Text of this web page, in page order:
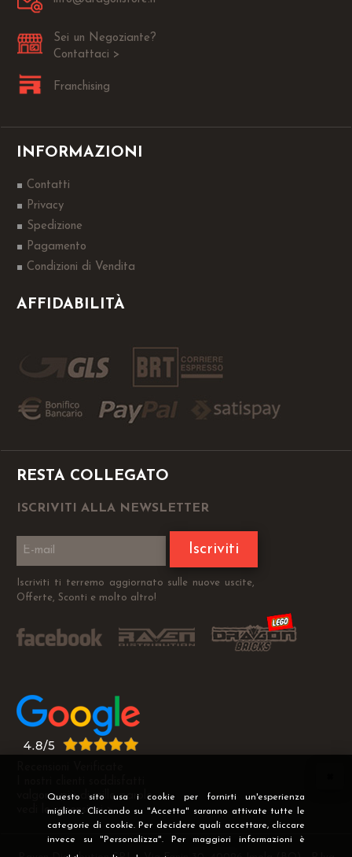
Questo sito usa i cookie per fornirti un'esperienza
migliore. Cliccando su "Accetta" saranno attivate tutte le
categorie di cookie. Per decidere quali accettare, cliccare
invece su "Personalizza". Per maggiori informazioni è
Sei un Negoziante?
Contattaci >
Franchising
INFORMAZIONI
Contatti
Privacy
Spedizione
Pagamento
Condizioni di Vendita
AFFIDABILITÀ
RESTA COLLEGATO
ISCRIVITI ALLA NEWSLETTER
Iscriviti
Iscriviti ti terremo aggiornato sulle nuove uscite,
Offerte, Sconti e molto altro!
valgono più di mille parole
vedi le recensioni >